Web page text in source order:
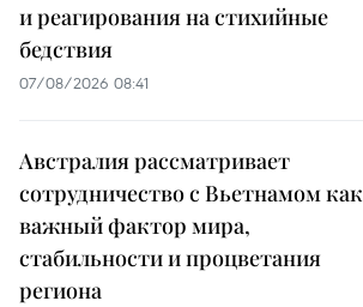
и реагирования на стихийные
бедствия
07/08/2026 08:41
Австралия рассматривает
сотрудничество с Вьетнамом как
важный фактор мира,
стабильности и процветания
региона